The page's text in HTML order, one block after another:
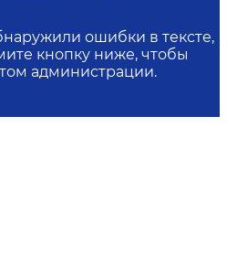
ошибки в тексте,
кнопку ниже, чтобы
администрации.